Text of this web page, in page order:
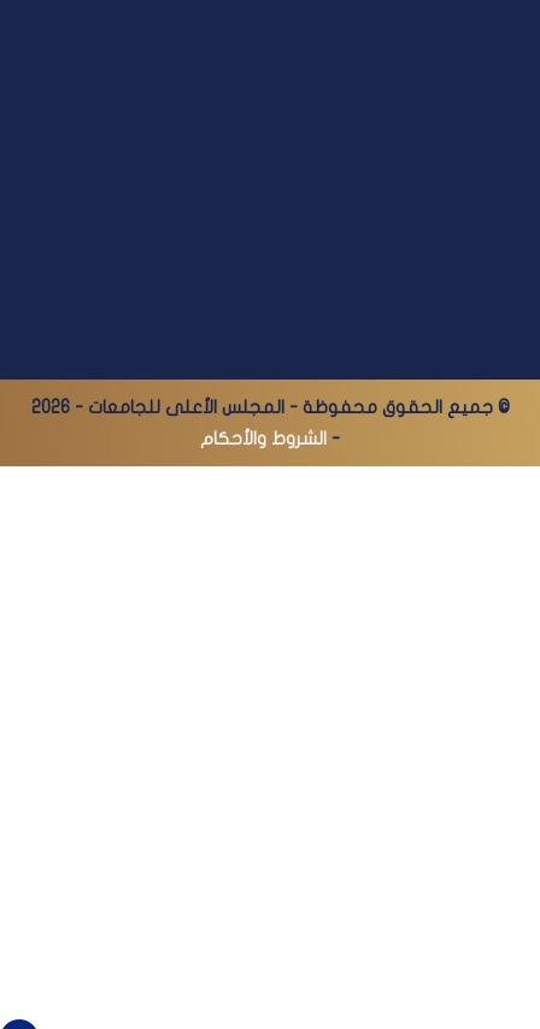
© جميع الحقوق محفوظة - المجلس الأعلى للجامعات - 2026
- الشروط والأحكام